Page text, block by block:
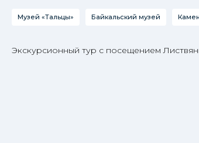
Музей «Тальцы» Байкальский музей
Экскурсионный тур с посещением